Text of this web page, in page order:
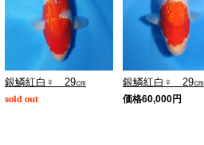
銀鱗紅白♀ 29㎝
sold out
銀鱗紅白♀ 29㎝
価格60,000円